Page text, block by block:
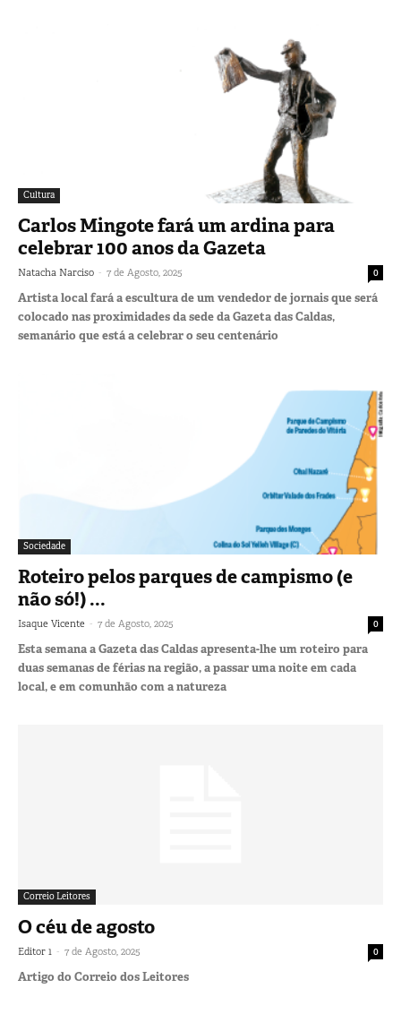
Cultura
Carlos Mingote fará um ardina para
celebrar 100 anos da Gazeta
Natacha Narciso - 7 de Agosto, 2025 0
Artista local fará a escultura de um vendedor de jornais que será
colocado nas proximidades da sede da Gazeta das Caldas,
semanário que está a celebrar o seu centenário
Sociedade
Roteiro pelos parques de campismo (e
não só!) ...
Isaque Vicente - 7 de Agosto, 2025 0
Esta semana a Gazeta das Caldas apresenta-lhe um roteiro para
duas semanas de férias na região, a passar uma noite em cada
local, e em comunhão com a natureza
Correio Leitores
O céu de agosto
Editor 1 - 7 de Agosto, 2025 0
Artigo do Correio dos Leitores